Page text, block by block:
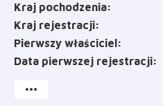
Kraj pochodzenia
Kraj rejestracji
Pierwszy właściciel
Data pierwszej rejestracji
more_horiz